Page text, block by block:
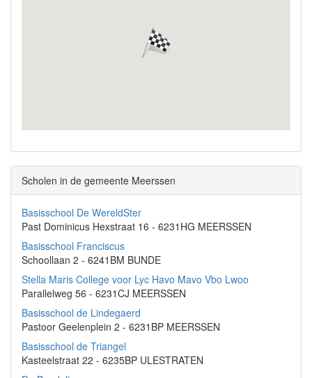
Scholen in de gemeente Meerssen
Basisschool De WereldSter
Past Dominicus Hexstraat 16 - 6231HG MEERSSEN
Basisschool Franciscus
Schoollaan 2 - 6241BM BUNDE
Stella Maris College voor Lyc Havo Mavo Vbo Lwoo
Parallelweg 56 - 6231CJ MEERSSEN
Basisschool de Lindegaerd
Pastoor Geelenplein 2 - 6231BP MEERSSEN
Basisschool de Triangel
Kasteelstraat 22 - 6235BP ULESTRATEN